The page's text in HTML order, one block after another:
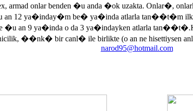
armad onlar benden �u anda �ok uzakta. Onlar�,
12 ya�inday�m be� ya�inda atlarla tan��t�m ilk
�u an 9 ya�inda o da 3 ya�indayken atlarla
��nk� bir canl� ile birlikte (o an ne hisettiysen
narod95@hotmail.com